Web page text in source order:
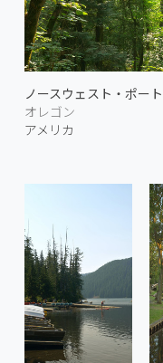
ノースウェスト・ポー
オレゴン
アメリカ